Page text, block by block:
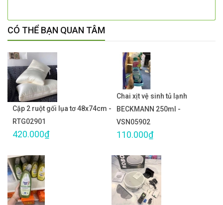
CÓ THỂ BẠN QUAN TÂM
Cặp 2 ruột gối lụa tơ 48x74cm -
RTG02901
420.000₫
Chai xịt vệ sinh tủ lạnh
BECKMANN 250ml -
VSN05902
110.000₫